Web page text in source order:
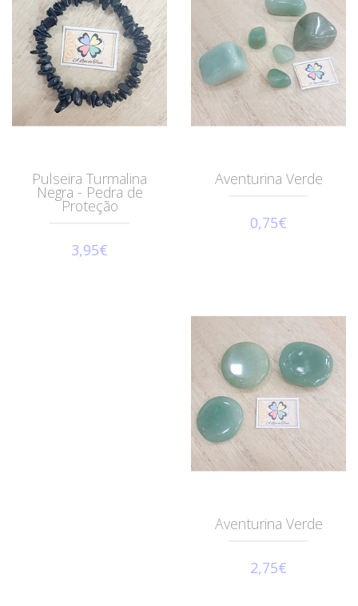
Pulseira Turmalina
Negra - Pedra de
Proteção
3,95€
Aventurina Verde
0,75€
Aventurina Verde
2,75€